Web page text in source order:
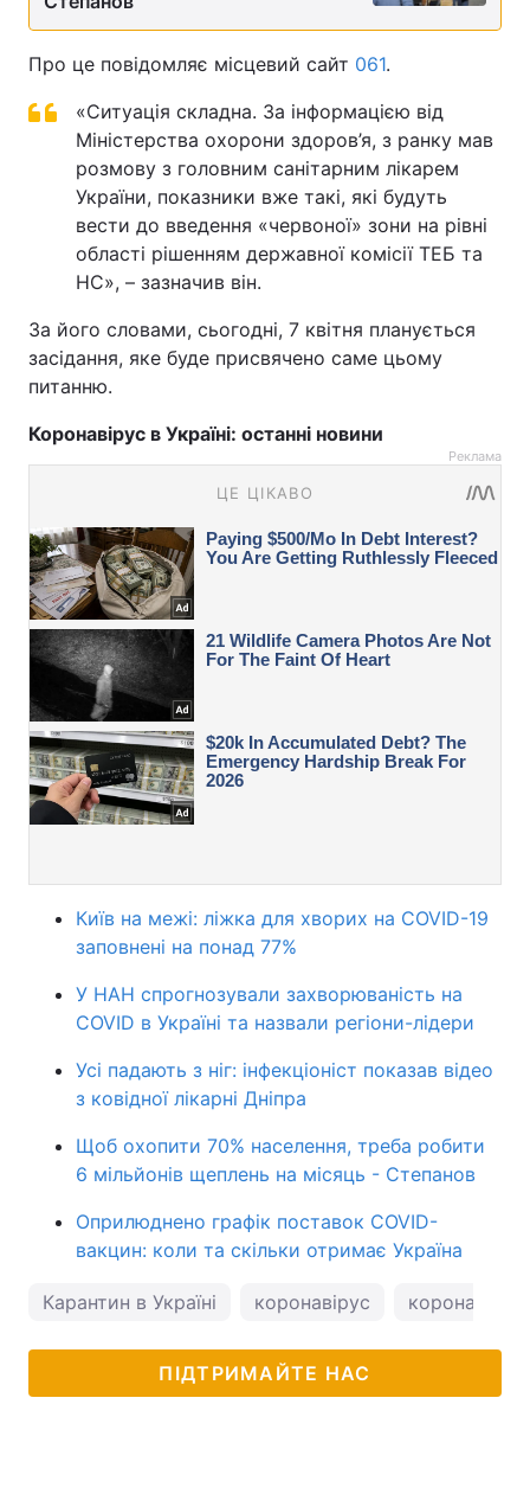
Про це повідомляє місцевий сайт 061.
«Ситуація складна. За інформацією від
Міністерства охорони здоров’я, з ранку мав
розмову з головним санітарним лікарем
України, показники вже такі, які будуть
вести до введення «червоної» зони на рівні
області рішенням державної комісії ТЕБ та
НС», – зазначив він.
За його словами, сьогодні, 7 квітня планується
засідання, яке буде присвячено саме цьому
питанню.
Коронавірус в Україні: останні новини
Реклама
Київ на межі: ліжка для хворих на COVID-19
заповнені на понад 77%
У НАН спрогнозували захворюваність на
COVID в Україні та назвали регіони-лідери
Усі падають з ніг: інфекціоніст показав відео
з ковідної лікарні Дніпра
Щоб охопити 70% населення, треба робити
6 мільйонів щеплень на місяць - Степанов
Оприлюднено графік поставок COVID-
вакцин: коли та скільки отримає Україна
Карантин в Україні коронавірус коронавірус
ПІДТРИМАЙТЕ НАС